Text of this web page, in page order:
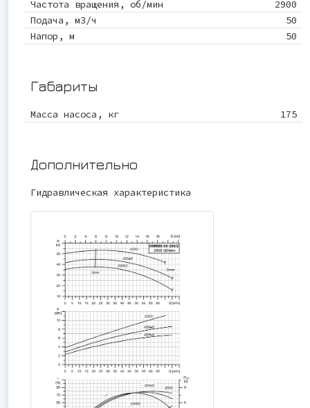
Частота вращения, об/мин
2900
Подача, м3/ч
50
Напор, м
50
Габариты
Масса насоса, кг 175
Дополнительно
Гидравлическая характеристика